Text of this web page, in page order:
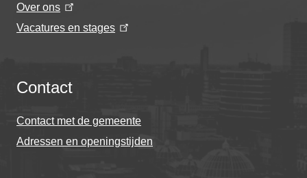
Over ons
Vacatures en stages
Contact
Contact met de gemeente
Adressen en openingstijden